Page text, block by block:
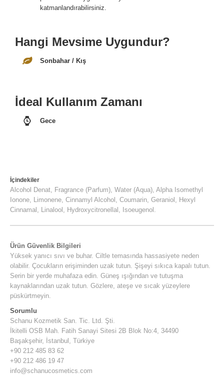
katmanlandırabilirsiniz.
Ürün Güvenlik Bilgileri
Yüksek yanıcı sıvı ve buhar. Ciltle temasında hassasiyete neden
olabilir. Çocukların erişiminden uzak tutun. Şişeyi sıkıca kapalı tutun.
Serin bir yerde muhafaza edin. Güneş ışığından ve tutuşma
kaynaklarından uzak tutun. Gözlere, ateşe ve sıcak yüzeylere
püskürtmeyin.
Sorumlu
Schanu Kozmetik San. Tic. Ltd. Şti.
İkitelli OSB Mah. Fatih Sanayi Sitesi 2B Blok No:4, 34490
Başakşehir, İstanbul, Türkiye
+90 212 485 83 62
+90 212 486 19 47
info@schanucosmetics.com
Hangi Mevsime Uygundur?
Sonbahar / Kış
İdeal Kullanım Zamanı
Gece
İçindekiler
Alcohol Denat, Fragrance (Parfum), Water (Aqua), Alpha Isomethyl
Ionone, Limonene, Cinnamyl Alcohol, Coumarin, Geraniol, Hexyl
Cinnamal, Linalool, Hydroxycitronellal, Isoeugenol.